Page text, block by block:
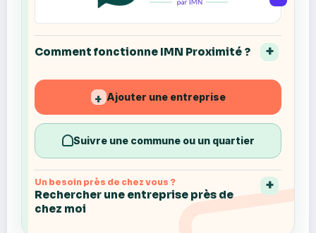
Comment fonctionne IMN Proximité ?
+ Ajouter une entreprise
Suivre une commune ou un quartier
Un besoin près de chez vous ?
Rechercher une entreprise près de
chez moi